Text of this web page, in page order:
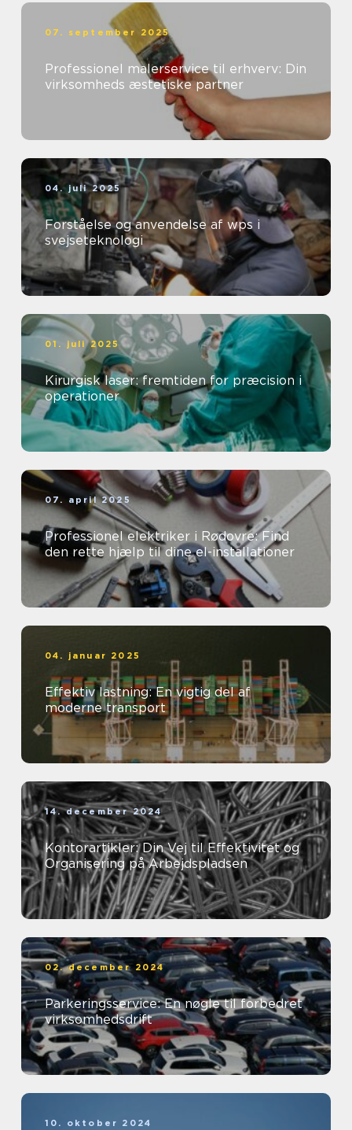
07. september 2025
Professionel malerservice til erhverv: Din
virksomheds æstetiske partner
04. juli 2025
Forståelse og anvendelse af wps i
svejseteknologi
01. juli 2025
Kirurgisk laser: fremtiden for præcision i
operationer
07. april 2025
Professionel elektriker i Rødovre: Find
den rette hjælp til dine el-installationer
04. januar 2025
Effektiv lastning: En vigtig del af
moderne transport
14. december 2024
Kontorartikler: Din Vej til Effektivitet og
Organisering på Arbejdspladsen
02. december 2024
Parkeringsservice: En nøgle til forbedret
virksomhedsdrift
10. oktober 2024